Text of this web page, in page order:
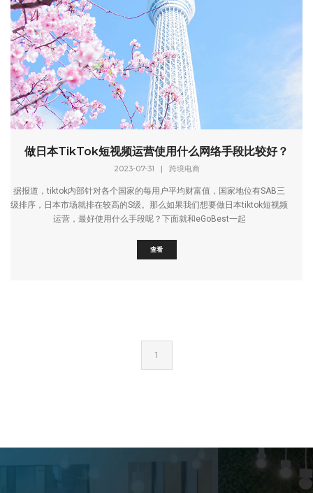
做日本TikTok短视频运营使用什么网络手段比较好？
2023-07-31 | 跨境电商
据报道，tiktok内部针对各个国家的每用户平均财富值，国家地位有SAB三
级排序，日本市场就排在较高的S级。那么如果我们想要做日本tiktok短视频
运营，最好使用什么手段呢？下面就和eGoBest一起
查看
1